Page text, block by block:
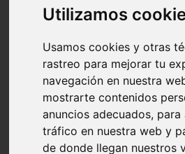
Utilizamos
Usamos cookies y otras
rastreo para mejorar tu
navegación en nuestra
mostrarte contenidos
anuncios adecuados, para
tráfico en nuestra web y
de donde llegan nuestros
Valencia - valencia
Málaga - nerja
A-coruña - santiago-de-
Tarragona - tarragona
Asturias - gijón
Girona - figueres
Madrid - leganés
Almería - roquetas-de-mar
Girona - tossa-de-mar